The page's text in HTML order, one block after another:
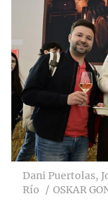
Dani Puertolas,
Río
OSKAR